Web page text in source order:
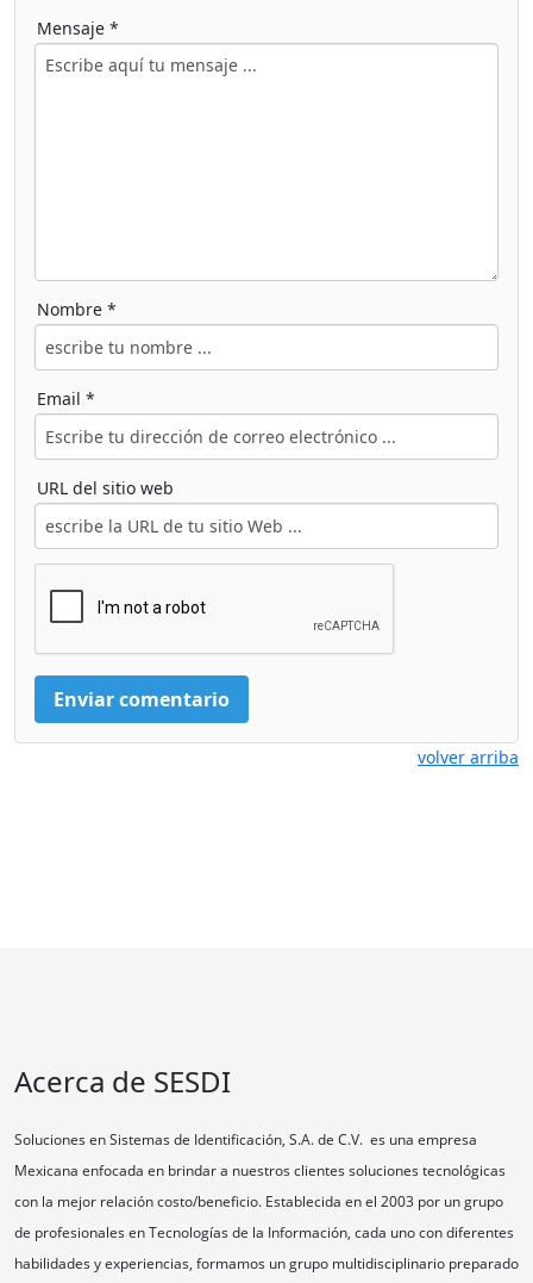
Mensaje *
Nombre *
Email *
URL del sitio web
volver arriba
Acerca de SESDI
Soluciones en Sistemas de Identificación, S.A. de C.V. es una empresa
Mexicana enfocada en brindar a nuestros clientes soluciones tecnológicas
con la mejor relación costo/beneficio. Establecida en el 2003 por un grupo
de profesionales en Tecnologías de la Información, cada uno con diferentes
habilidades y experiencias, formamos un grupo multidisciplinario preparado